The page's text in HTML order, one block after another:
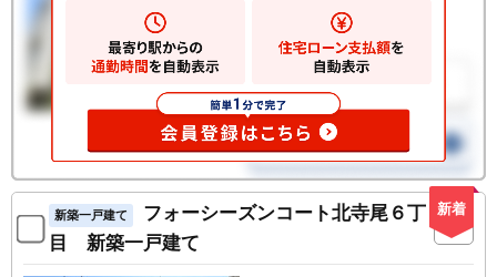
新着
新築一戸建て
フォーシーズンコート北寺尾６丁
目 新築一戸建て